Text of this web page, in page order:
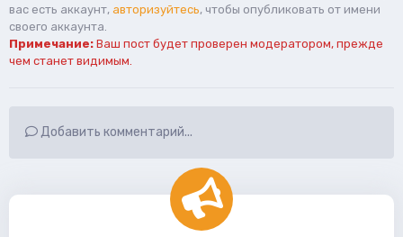
вас есть аккаунт, авторизуйтесь, чтобы опубликовать от имени
своего аккаунта.
Примечание: Ваш пост будет проверен модератором, прежде
чем станет видимым.
Добавить комментарий...